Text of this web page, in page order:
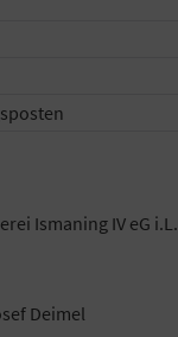
Ismaning IV eG i.L.
Deimel